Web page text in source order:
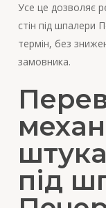
Усе це дозволяє
стін під шпалери
термін, без
замовника.
під